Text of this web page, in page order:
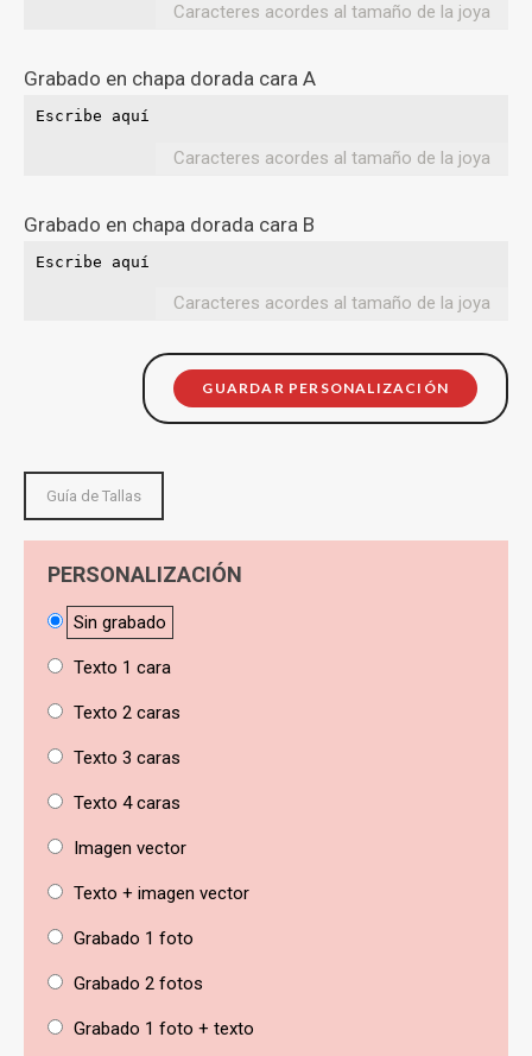
Caracteres acordes al tamaño de la joya
Grabado en chapa dorada cara A
Caracteres acordes al tamaño de la joya
Grabado en chapa dorada cara B
Caracteres acordes al tamaño de la joya
GUARDAR PERSONALIZACIÓN
Guía de Tallas
PERSONALIZACIÓN
Sin grabado
Texto 1 cara
Texto 2 caras
Texto 3 caras
Texto 4 caras
Imagen vector
Texto + imagen vector
Grabado 1 foto
Grabado 2 fotos
Grabado 1 foto + texto